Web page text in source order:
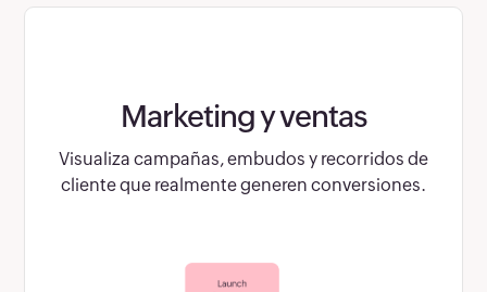
Marketing y ventas
Visualiza campañas, embudos y recorridos de
cliente que realmente generen conversiones.